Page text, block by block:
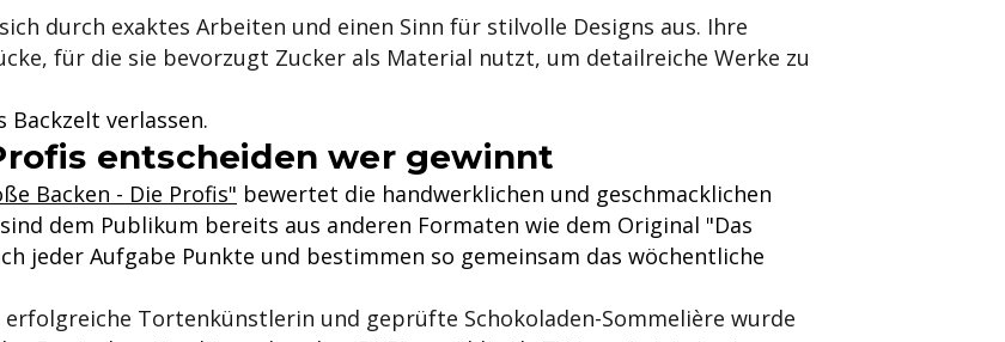
durch exaktes Arbeiten und einen Sinn für stilvolle Designs aus. Ihre
für die sie bevorzugt Zucker als Material nutzt, um detailreiche Werke zu
Backzelt verlassen.
entscheiden wer gewinnt
Backen - Die Profis" bewertet die handwerklichen und geschmacklichen
dem Publikum bereits aus anderen Formaten wie dem Original "Das
jeder Aufgabe Punkte und bestimmen so gemeinsam das wöchentliche
erfolgreiche Tortenkünstlerin und geprüfte Schokoladen-Sommelière wurde